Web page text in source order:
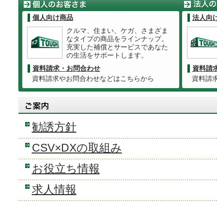
個人向け商品
クルマ、住まい、ケガ、さまざま
なタイプの商品をラインナップ。
充実した補償とサービスであなた
の生活をサポートします。
資料請求・お問合わせ
資料請求やお問合わせなどはこちらから
法人向
資料請
資料請
勧誘方針
CSV×DXの取組み
お役立ち情報
求人情報